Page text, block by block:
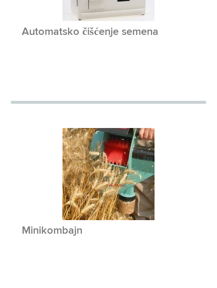
Automatsko čišćenje semena
Minikombajn